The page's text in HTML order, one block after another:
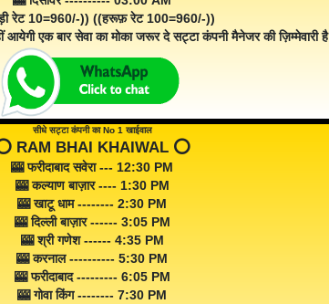
रेट 10=960/-)) ((हरूफ़ रेट 100=960/-))
एक बार सेवा का मोका जरूर दे सट्टा कंपनी मैनेजर की ज़िम्मेवारी है
सीधे सट्टा कंपनी का No 1 खाईवाल
RAM BHAI KHAIWAL ⭕️
🎰 फरीदाबाद सवेरा --- 12:30 PM
🎰 कल्याण बाज़ार ---- 1:30 PM
🎰 खाटू धाम -------- 2:30 PM
🎰 दिल्ली बाज़ार ------ 3:05 PM
🎰 श्री गणेश ------ 4:35 PM
🎰 करनाल ---------- 5:30 PM
🎰 फरीदाबाद --------- 6:05 PM
🎰 गोवा किंग -------- 7:30 PM